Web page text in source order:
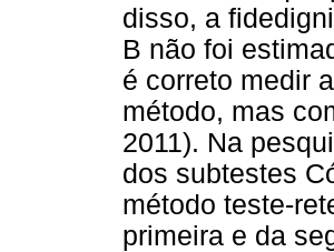
disso, a
B não foi
é correto medir
método, mas
2011). Na
dos subtestes
método teste-
primeira e da